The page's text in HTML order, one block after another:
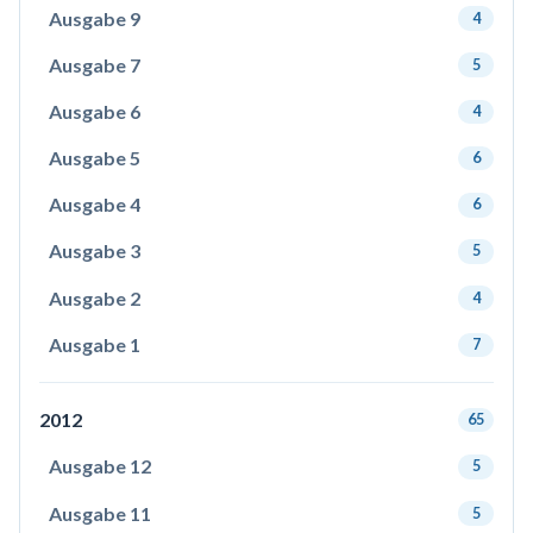
Ausgabe 9 4
Ausgabe 7 5
Ausgabe 6 4
Ausgabe 5 6
Ausgabe 4 6
Ausgabe 3 5
Ausgabe 2 4
Ausgabe 1 7
2012 65
Ausgabe 12 5
Ausgabe 11 5